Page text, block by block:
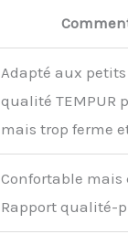
Adapté aux
qualité TEMPUR
mais trop ferme
Confortable mais
Rapport qualité-